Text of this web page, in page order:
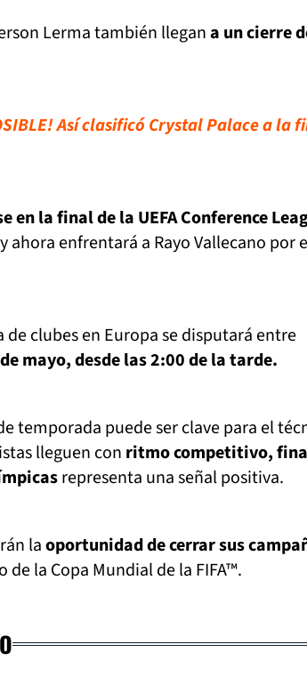
Lerma también llegana un cierre
Así clasificó Crystal Palace a la
en la final de la UEFA Conference
enfrentará a Rayo Vallecano por
clubes en Europa se disputará entre
mayo, desde las 2:00 de la tarde.
temporada puede ser clave para el
lleguen con ritmo competitivo,
representa una señal positiva.
laoportunidad de cerrar sus
de la Copa Mundial de la FIFA™.